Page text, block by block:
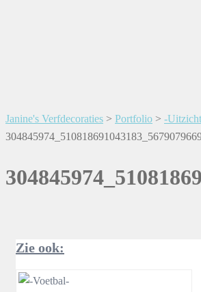
Janine's Verfdecoraties > Portfolio > -
Zie ook: